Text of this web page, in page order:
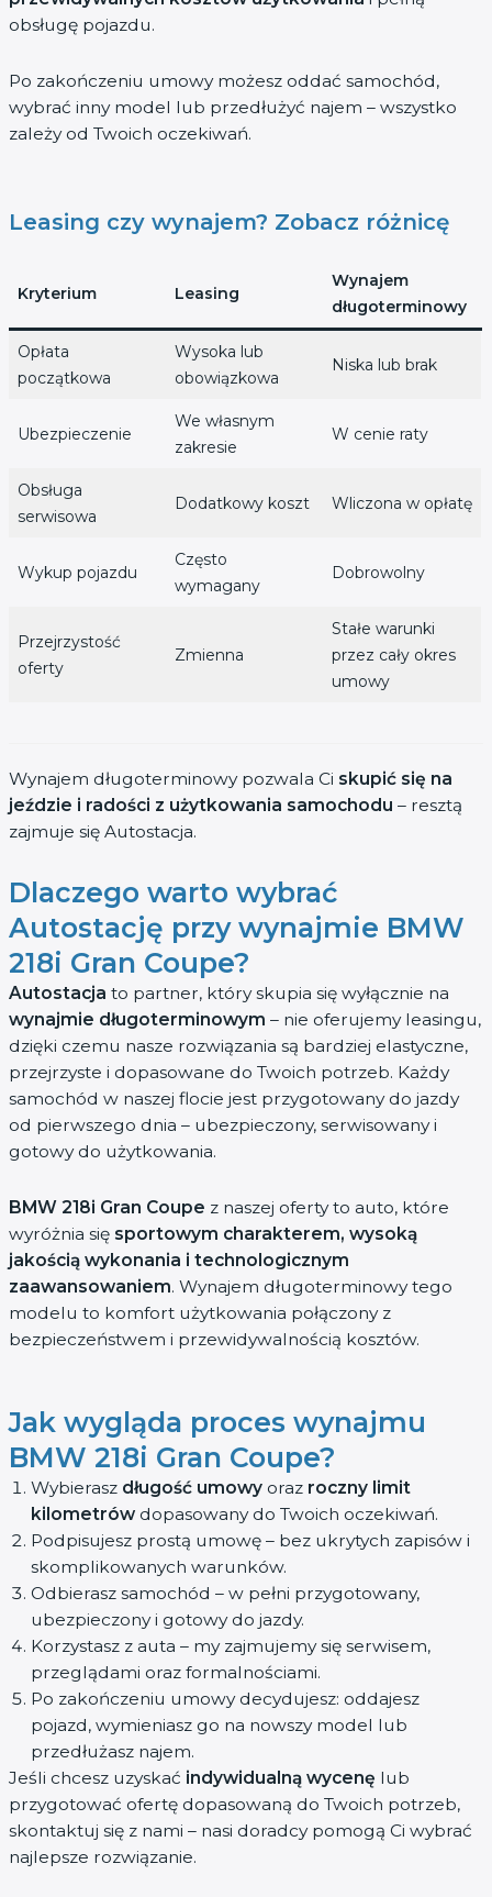
obsługę pojazdu.
Po zakończeniu umowy możesz oddać samochód,
wybrać inny model lub przedłużyć najem – wszystko
zależy od Twoich oczekiwań.
Leasing czy wynajem? Zobacz różnicę
Kryterium Leasing
Wynajem
długoterminowy
Opłata
początkowa
Wysoka lub
obowiązkowa
Niska lub brak
Ubezpieczenie
We własnym
zakresie
W cenie raty
Obsługa
serwisowa
Dodatkowy koszt Wliczona w opłatę
Wykup pojazdu
Często
wymagany
Dobrowolny
Przejrzystość
oferty
Zmienna
Stałe warunki
przez cały okres
umowy
Wynajem długoterminowy pozwala Ci skupić się na
jeździe i radości z użytkowania samochodu – resztą
zajmuje się Autostacja.
Dlaczego warto wybrać
Autostację przy wynajmie BMW
218i Gran Coupe?
Autostacja to partner, który skupia się wyłącznie na
wynajmie długoterminowym – nie oferujemy leasingu,
dzięki czemu nasze rozwiązania są bardziej elastyczne,
przejrzyste i dopasowane do Twoich potrzeb. Każdy
samochód w naszej flocie jest przygotowany do jazdy
od pierwszego dnia – ubezpieczony, serwisowany i
gotowy do użytkowania.
BMW 218i Gran Coupe z naszej oferty to auto, które
wyróżnia się sportowym charakterem, wysoką
jakością wykonania i technologicznym
zaawansowaniem. Wynajem długoterminowy tego
modelu to komfort użytkowania połączony z
bezpieczeństwem i przewidywalnością kosztów.
Jak wygląda proces wynajmu
BMW 218i Gran Coupe?
Wybierasz długość umowy oraz roczny limit
kilometrów dopasowany do Twoich oczekiwań.
Podpisujesz prostą umowę – bez ukrytych zapisów i
skomplikowanych warunków.
Odbierasz samochód – w pełni przygotowany,
ubezpieczony i gotowy do jazdy.
Korzystasz z auta – my zajmujemy się serwisem,
przeglądami oraz formalnościami.
Po zakończeniu umowy decydujesz: oddajesz
pojazd, wymieniasz go na nowszy model lub
przedłużasz najem.
Jeśli chcesz uzyskać indywidualną wycenę lub
przygotować ofertę dopasowaną do Twoich potrzeb,
skontaktuj się z nami – nasi doradcy pomogą Ci wybrać
najlepsze rozwiązanie.